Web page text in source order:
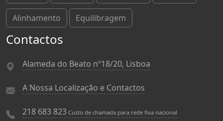
Alinhamento Equilibragem
Contactos
Alameda do Beato nº18/20, Lisboa
A Nossa Localização e Contactos
218 683 823 Custo de chamada para rede fixa nacional